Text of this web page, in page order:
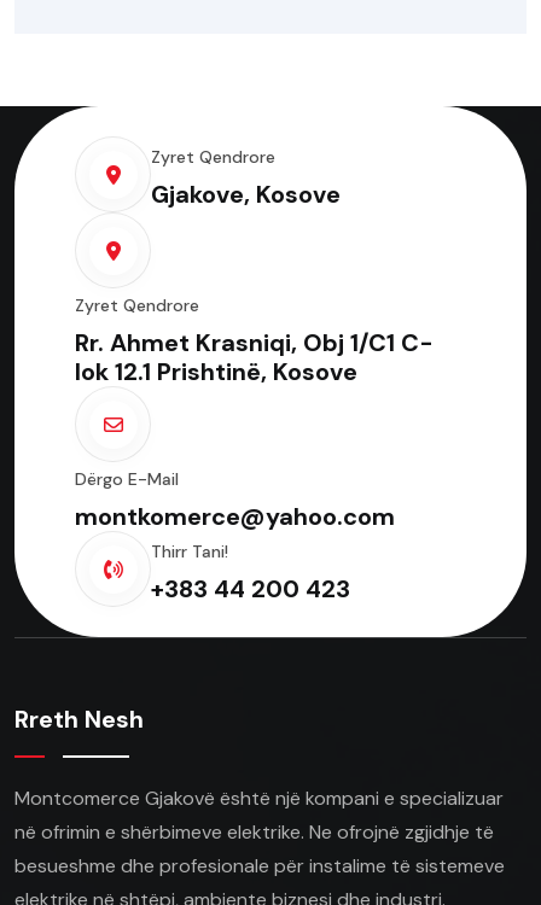
Zyret Qendrore
Gjakove, Kosove
Zyret Qendrore
Rr. Ahmet Krasniqi, Obj 1/C1 C-
lok 12.1 Prishtinë, Kosove
Dërgo E-Mail
montkomerce@yahoo.com
Thirr Tani!
+383 44 200 423
Rreth Nesh
Montcomerce Gjakovë është një kompani e specializuar
në ofrimin e shërbimeve elektrike. Ne ofrojnë zgjidhje të
besueshme dhe profesionale për instalime të sistemeve
elektrike në shtëpi, ambiente biznesi dhe industri.